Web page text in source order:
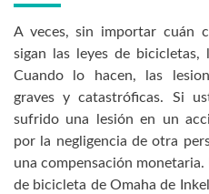
A veces, sin importar cuán
sigan las leyes de bicicletas,
Cuando lo hacen, las
graves y catastróficas. Si
sufrido una lesión en un
por la negligencia de otra
una compensación
de bicicleta de Omaha de